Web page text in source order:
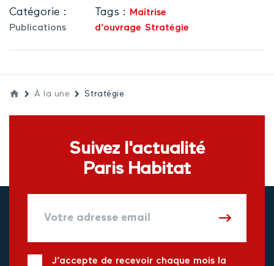
Catégorie :
Publications
Tags :
Maîtrise
d’ouvrage Stratégie
À la une Stratégie
Suivez l'actualité
Paris Habitat
J’accepte de recevoir chaque mois la